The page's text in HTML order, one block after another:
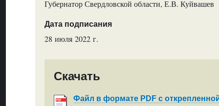
Губернатор Свердловской области, Е.В. Куйвашев
Дата подписания
28 июля 2022 г.
Скачать
Файл в формате PDF с